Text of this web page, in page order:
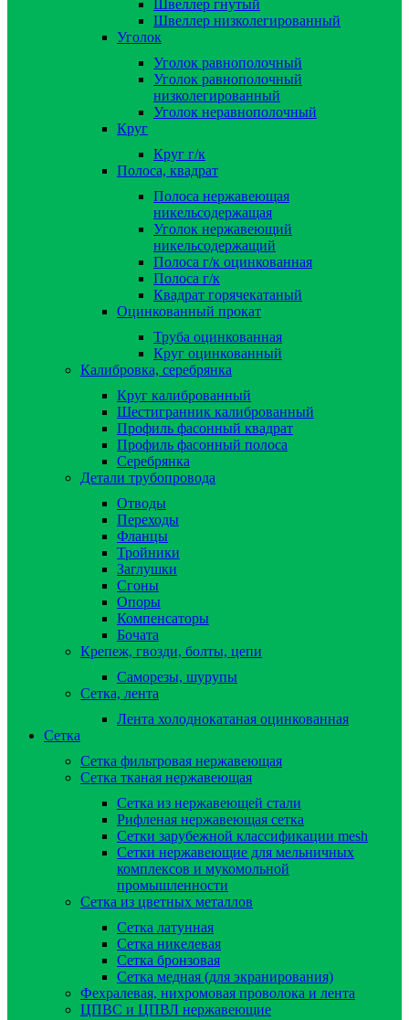
Швеллер гнутый
Швеллер низколегированный
Уголок
Уголок равнополочный
Уголок равнополочный
низколегированный
Уголок неравнополочный
Круг
Круг г/к
Полоса, квадрат
Полоса нержавеющая
никельсодержащая
Уголок нержавеющий
никельсодержащий
Полоса г/к оцинкованная
Полоса г/к
Квадрат горячекатаный
Оцинкованный прокат
Труба оцинкованная
Круг оцинкованный
Калибровка, серебрянка
Круг калиброванный
Шестигранник калиброванный
Профиль фасонный квадрат
Профиль фасонный полоса
Серебрянка
Детали трубопровода
Отводы
Переходы
Фланцы
Тройники
Заглушки
Сгоны
Опоры
Компенсаторы
Бочата
Крепеж, гвозди, болты, цепи
Саморезы, шурупы
Сетка, лента
Лента холоднокатаная оцинкованная
Сетка
Сетка фильтровая нержавеющая
Сетка тканая нержавеющая
Сетка из нержавеющей стали
Рифленая нержавеющая сетка
Сетки зарубежной классификации mesh
Сетки нержавеющие для мельничных
комплексов и мукомольной
промышленности
Сетка из цветных металлов
Сетка латунная
Сетка никелевая
Сетка бронзовая
Сетка медная (для экранирования)
Фехралевая, нихромовая проволока и лента
ЦПВС и ЦПВЛ нержавеющие